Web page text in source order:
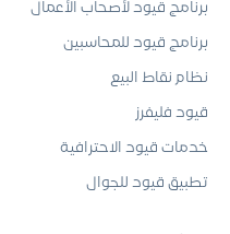
برنامج قيود لأصحاب الأعمال
برنامج قيود للمحاسبين
نظام نقاط البيع
قيود فليفرز
خدمات قيود الاحترافية
تطبيق قيود للجوال